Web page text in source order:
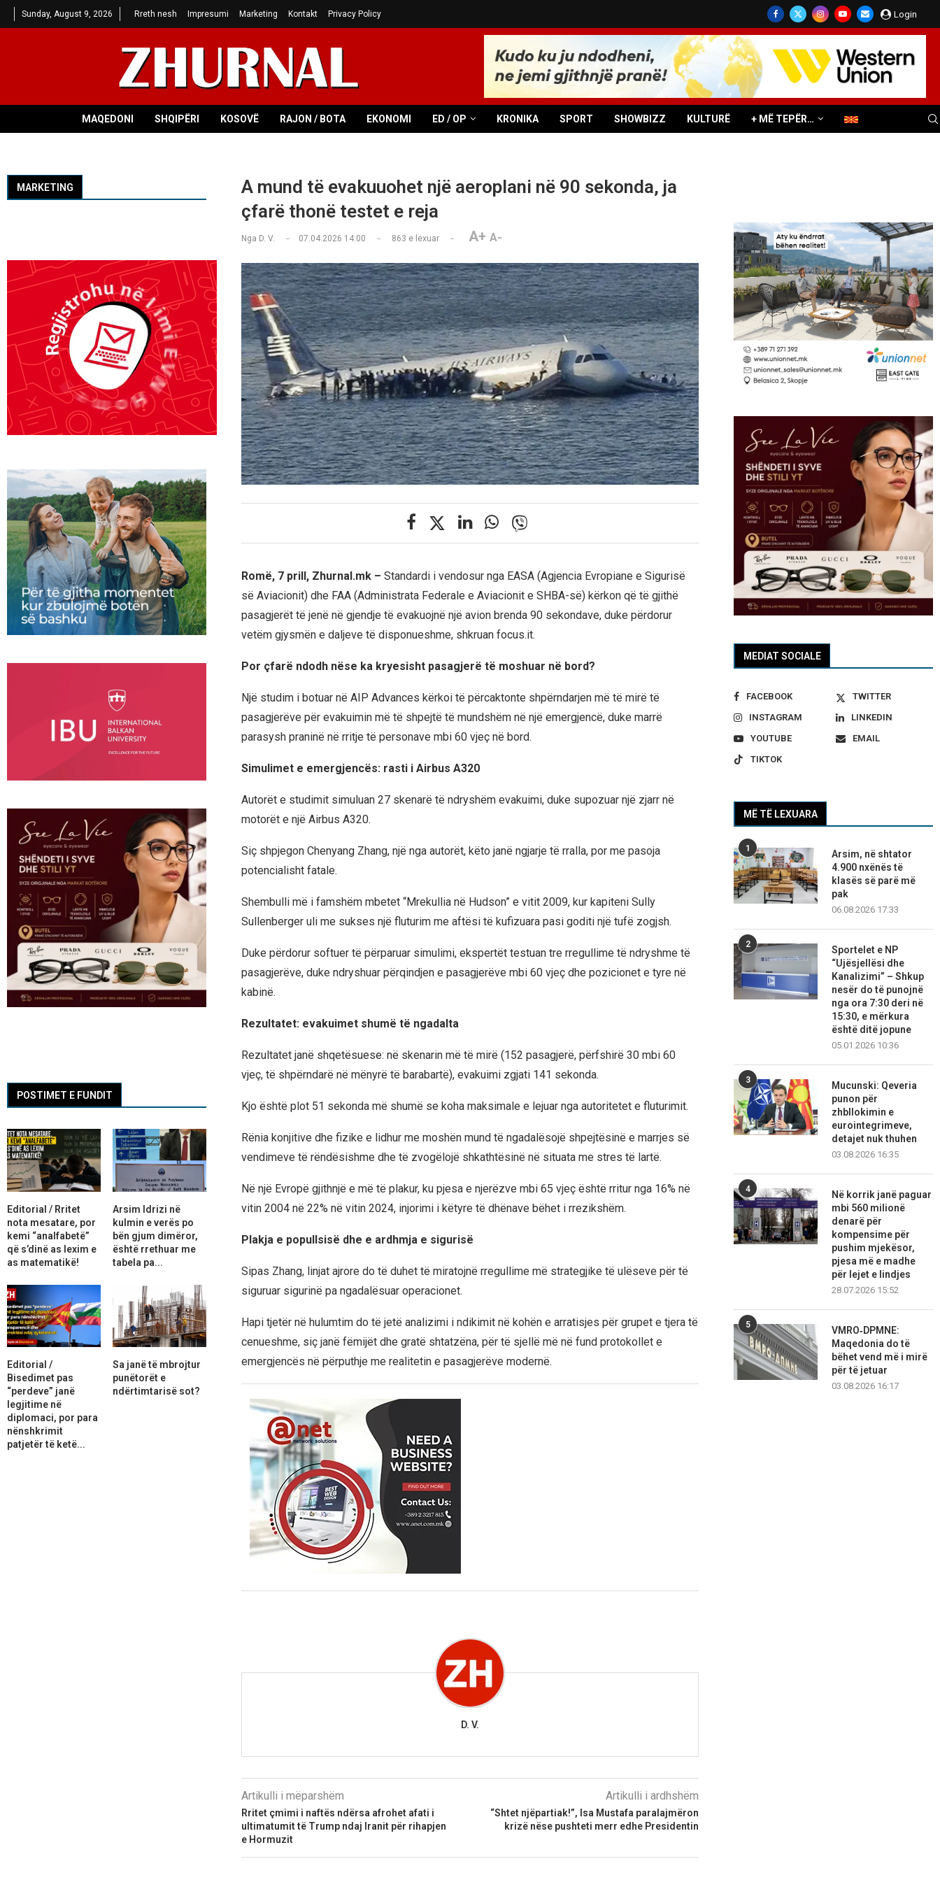
Sunday, August 9, 2026 Rreth nesh Impresumi Marketing Kontakt Privacy Policy Login
MAQEDONI SHQIPËRI KOSOVË RAJON / BOTA EKONOMI ED / OP KRONIKA SPORT SHOWBIZZ KULTURË + MË TEPËR…
A mund të evakuuohet një aeroplani në 90 sekonda, ja
çfarë thonë testet e reja
Nga D. V. 07.04.2026 14:00 863 e lexuar A+ A-
Romë, 7 prill, Zhurnal.mk – Standardi i vendosur nga EASA (Agjencia Evropiane e Sigurisë
së Aviacionit) dhe FAA (Administrata Federale e Aviacionit e SHBA-së) kërkon që të gjithë
pasagjerët të jenë në gjendje të evakuojnë një avion brenda 90 sekondave, duke përdorur
vetëm gjysmën e daljeve të disponueshme, shkruan focus.it.
Por çfarë ndodh nëse ka kryesisht pasagjerë të moshuar në bord?
Një studim i botuar në AIP Advances kërkoi të përcaktonte shpërndarjen më të mirë të
pasagjerëve për evakuimin më të shpejtë të mundshëm në një emergjencë, duke marrë
parasysh praninë në rritje të personave mbi 60 vjeç në bord.
Simulimet e emergjencës: rasti i Airbus A320
Autorët e studimit simuluan 27 skenarë të ndryshëm evakuimi, duke supozuar një zjarr në
motorët e një Airbus A320.
Siç shpjegon Chenyang Zhang, një nga autorët, këto janë ngjarje të rralla, por me pasoja
potencialisht fatale.
Shembulli më i famshëm mbetet “Mrekullia në Hudson” e vitit 2009, kur kapiteni Sully
Sullenberger uli me sukses një fluturim me aftësi të kufizuara pasi goditi një tufë zogjsh.
Duke përdorur softuer të përparuar simulimi, ekspertët testuan tre rregullime të ndryshme të
pasagjerëve, duke ndryshuar përqindjen e pasagjerëve mbi 60 vjeç dhe pozicionet e tyre në
kabinë.
Rezultatet: evakuimet shumë të ngadalta
Rezultatet janë shqetësuese: në skenarin më të mirë (152 pasagjerë, përfshirë 30 mbi 60
vjeç, të shpërndarë në mënyrë të barabartë), evakuimi zgjati 141 sekonda.
Kjo është plot 51 sekonda më shumë se koha maksimale e lejuar nga autoritetet e fluturimit.
Rënia konjitive dhe fizike e lidhur me moshën mund të ngadalësojë shpejtësinë e marrjes së
vendimeve të rëndësishme dhe të zvogëlojë shkathtësinë në situata me stres të lartë.
Në një Evropë gjithnjë e më të plakur, ku pjesa e njerëzve mbi 65 vjeç është rritur nga 16% në
vitin 2004 në 22% në vitin 2024, injorimi i këtyre të dhënave bëhet i rrezikshëm.
Plakja e popullsisë dhe e ardhmja e sigurisë
Sipas Zhang, linjat ajrore do të duhet të miratojnë rregullime më strategjike të ulëseve për të
siguruar sigurinë pa ngadalësuar operacionet.
Hapi tjetër në hulumtim do të jetë analizimi i ndikimit në kohën e arratisjes për grupet e tjera të
cenueshme, siç janë fëmijët dhe gratë shtatzëna, për të sjellë më në fund protokollet e
emergjencës në përputhje me realitetin e pasagjerëve modernë.
D. V.
Artikulli i mëparshëm
Rritet çmimi i naftës ndërsa afrohet afati i
ultimatumit të Trump ndaj Iranit për rihapjen
e Hormuzit
Artikulli i ardhshëm
“Shtet njëpartiak!”, Isa Mustafa paralajmëron
krizë nëse pushteti merr edhe Presidentin
MEDIAT SOCIALE
FACEBOOK
TWITTER
INSTAGRAM
LINKEDIN
YOUTUBE
EMAIL
TIKTOK
MË TË LEXUARA
1
Arsim, në shtator
4.900 nxënës të
klasës së parë më
pak
06.08.2026 17:33
2
Sportelet e NP
“Ujësjellësi dhe
Kanalizimi” – Shkup
nesër do të punojnë
nga ora 7:30 deri në
15:30, e mërkura
është ditë jopune
05.01.2026 10:36
3
Mucunski: Qeveria
punon për
zhbllokimin e
eurointegrimeve,
detajet nuk thuhen
03.08.2026 16:35
4
Në korrik janë paguar
mbi 560 milionë
denarë për
kompensime për
pushim mjekësor,
pjesa më e madhe
për lejet e lindjes
28.07.2026 15:52
5
VMRO‑DPMNE:
Maqedonia do të
bëhet vend më i mirë
për të jetuar
03.08.2026 16:17
MARKETING
POSTIMET E FUNDIT
Editorial / Rritet
nota mesatare, por
kemi “analfabetë”
që s’dinë as lexim e
as matematikë!
Arsim Idrizi në
kulmin e verës po
bën gjum dimëror,
është rrethuar me
tabela pa...
Editorial /
Bisedimet pas
“perdeve” janë
legjitime në
diplomaci, por para
nënshkrimit
patjetër të ketë...
Sa janë të mbrojtur
punëtorët e
ndërtimtarisë sot?